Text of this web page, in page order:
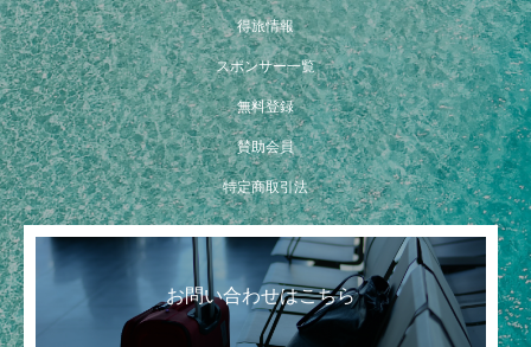
四天王の仏塔とタイ式マッサージ
得旅情報
スポンサー一覧
無料登録
賛助会員
特定商取引法
お問い合わせはこちら